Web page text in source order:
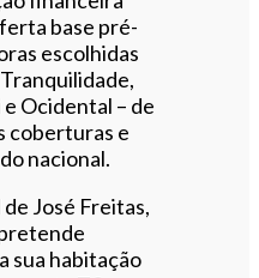
base pré-
escolhidas
Ocidental – de
coberturas e
nacional.
José Freitas,
sua habitação